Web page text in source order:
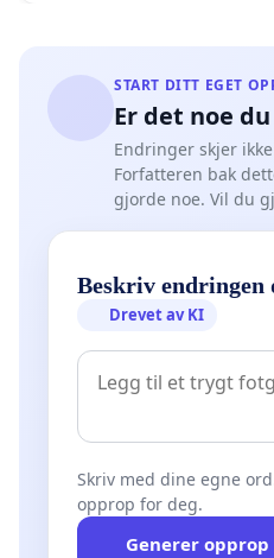
START DITT EGET
Er det noe
Endringer skjer
Forfatteren bak
gjorde noe. Vil du
Beskriv endringen
Drevet av KI
Skriv med dine egne
opprop for deg.
Generer opprop